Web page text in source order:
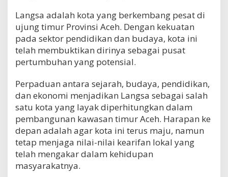
Langsa adalah kota yang berkembang pesat di
ujung timur Provinsi Aceh. Dengan kekuatan
pada sektor pendidikan dan budaya, kota ini
telah membuktikan dirinya sebagai pusat
pertumbuhan yang potensial.
Perpaduan antara sejarah, budaya, pendidikan,
dan ekonomi menjadikan Langsa sebagai salah
satu kota yang layak diperhitungkan dalam
pembangunan kawasan timur Aceh. Harapan ke
depan adalah agar kota ini terus maju, namun
tetap menjaga nilai-nilai kearifan lokal yang
telah mengakar dalam kehidupan
masyarakatnya.